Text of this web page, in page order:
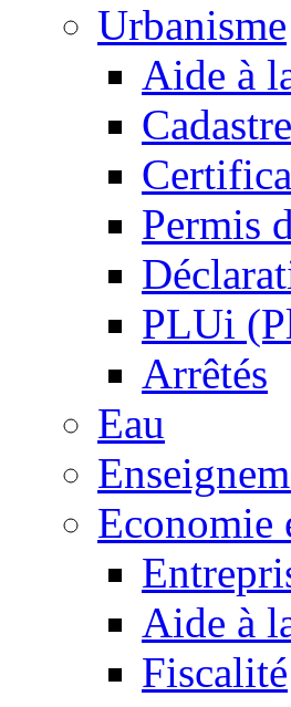
Urbanisme
Aide à
Cadastre
Permis
PLUi
Arrêtés
Eau
Economie
Aide à
Fiscalité